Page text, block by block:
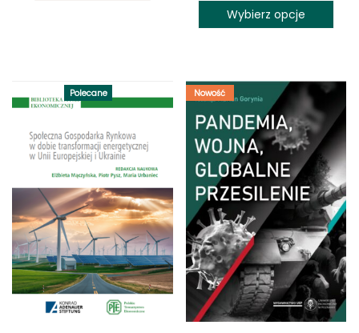
od
do
79,00 zł
Wybierz opcje
Polecane Nowość